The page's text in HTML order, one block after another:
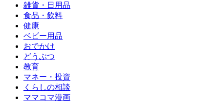
雑貨・日用品
食品・飲料
健康
ベビー用品
おでかけ
どうぶつ
教育
マネー・投資
くらしの相談
ママコマ漫画